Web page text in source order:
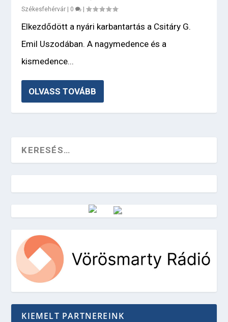
Székesfehérvár | 0 |
Elkezdődött a nyári karbantartás a Csitáry G.
Emil Uszodában. A nagymedence és a
kismedence...
OLVASS TOVÁBB
Vörösmarty Rádió
KIEMELT PARTNEREINK